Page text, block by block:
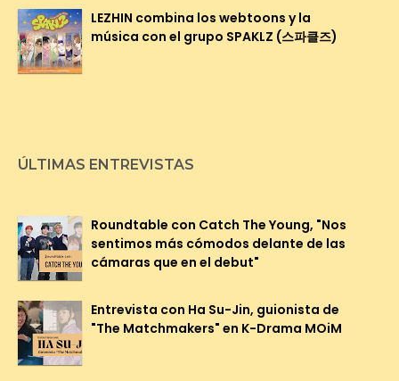
LEZHIN combina los webtoons y la
música con el grupo SPAKLZ (스파클즈)
ÚLTIMAS ENTREVISTAS
Roundtable con Catch The Young, "Nos
sentimos más cómodos delante de las
cámaras que en el debut"
Entrevista con Ha Su-Jin, guionista de
"The Matchmakers" en K-Drama MOiM